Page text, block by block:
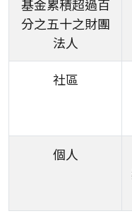
基金累積超過百
分之五十之財團
法人
社區
個人